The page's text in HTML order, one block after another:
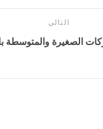
التالى